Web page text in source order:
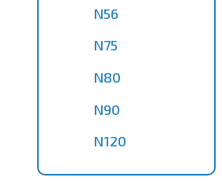
N56
N75
N80
N90
N120